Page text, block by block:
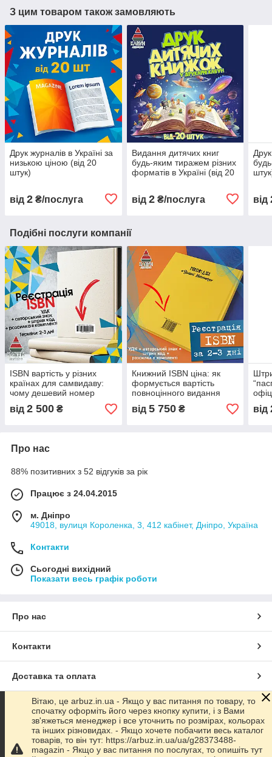
З цим товаром також замовляють
Друк журналів в Україні за
низькою ціною (від 20
штук)
від 2 ₴/послуга
Видання дитячих книг
будь-яким тиражем різних
форматів в Україні (від 20
від 2₴/послуга від
Подібні послуги компанії
ISBN вартість у різних
країнах для самвидаву:
чому дешевий номер
може дорого коштувати
автору
від 2 500 ₴
Книжний ISBN ціна: як
формується вартість
повноцінного видання
книги
від 5 750₴ від
Про нас
88% позитивних з 52 відгуків за рік
Працює з 24.04.2015
м. Дніпро
49018, вулиця Короленка, 3, 412 кабінет, Дніпро, Україна
Контакти
Сьогодні вихідний
Показати весь графік роботи
Про нас
Контакти
Доставка та оплата
Графік роботи
Повна версія сайту
Вітаю, це arbuz.in.ua - Якщо у вас питання по товару, то
спочатку оформіть його через кнопку купити, і з Вами
зв'яжеться менеджер і все уточнить по розмірах, кольорах
та інших різновидах. - Якщо хочете побачити весь каталог
товарів, то він тут: https://arbuz.in.ua/ua/g28373488-
magazin - Якщо у вас питання по послугах, то опишіть тут